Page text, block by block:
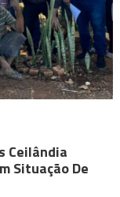
Ceilândia
Situação De